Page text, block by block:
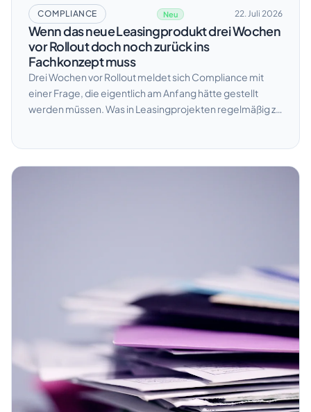
COMPLIANCE Neu 22. Juli 2026
Wenn das neue Leasingprodukt drei Wochen
vor Rollout doch noch zurück ins
Fachkonzept muss
Drei Wochen vor Rollout meldet sich Compliance mit
einer Frage, die eigentlich am Anfang hätte gestellt
werden müssen. Was in Leasingprojekten regelmäßig zu